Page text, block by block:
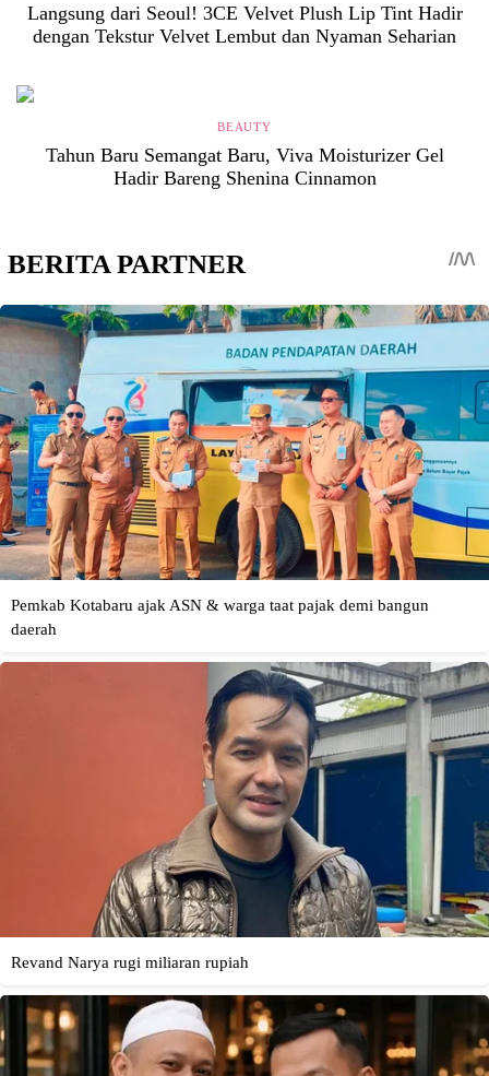
Langsung dari Seoul! 3CE Velvet Plush Lip Tint Hadir
dengan Tekstur Velvet Lembut dan Nyaman Seharian
BEAUTY
Tahun Baru Semangat Baru, Viva Moisturizer Gel
Hadir Bareng Shenina Cinnamon